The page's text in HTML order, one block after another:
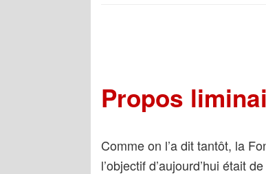
Propos
Comme on l’a dit tantôt, la
l’objectif d’aujourd’hui était